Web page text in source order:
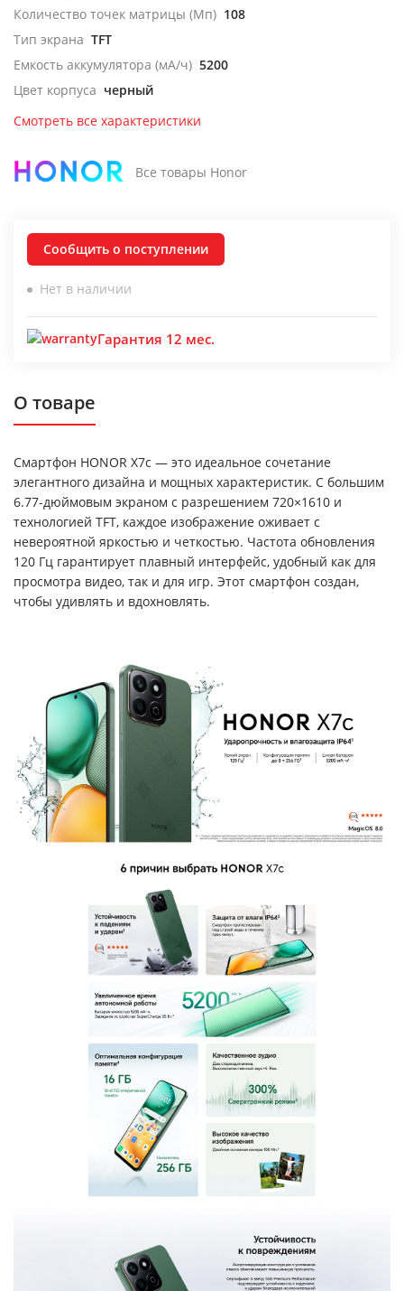
Количество точек матрицы (Мп) 108
Тип экрана TFT
Емкость аккумулятора (мА/ч) 5200
Цвет корпуса черный
Смотреть все характеристики
Все товары Honor
Сообщить о поступлении
Нет в наличии
Гарантия 12 мес.
О товаре
Смартфон HONOR X7c — это идеальное сочетание
элегантного дизайна и мощных характеристик. С большим
6.77-дюймовым экраном с разрешением 720×1610 и
технологией TFT, каждое изображение оживает с
невероятной яркостью и четкостью. Частота обновления
120 Гц гарантирует плавный интерфейс, удобный как для
просмотра видео, так и для игр. Этот смартфон создан,
чтобы удивлять и вдохновлять.